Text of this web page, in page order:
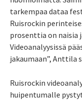
tarkempaa dataa
Ruisrockin
prosenttia on naisia
Videoanalyysissä
jakaumaan”, Anttila
Ruisrockin
huipentumalle